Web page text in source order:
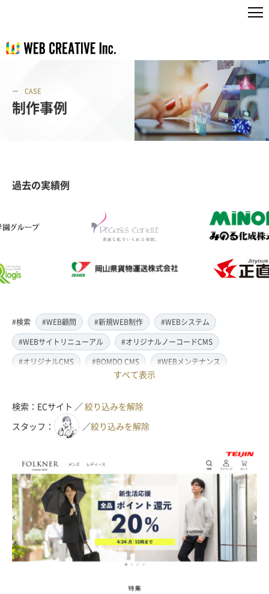
CASE
制作事例
過去の実績例
#検索 #WEB顧問 #新規WEB制作
#WEBシステム
#WEBサイトリニューアル
#オリジナルノーコードCMS
#オリジナルCMS
#BOMDO CMS
#WEBメンテナンス
#レスポンシブ対応
#翻訳・多言語対応
#情報管理システム
#ECサイト
#EC-CUBE
#ランディングページ制作
#取材・ライティング
#ドローン撮影(空撮)
#イラスト制作
#アクセス解析・SEO対策
#名刺・パンフレット制作
#販促・ノベルティーグッズ制作
#ロゴマークデザイン
#SDGsサポート
#IT導入補助金
#JavaScript
#WEBサーバ移転
#AWS構築
#IoT関連
#Androidアプリ開発
#インソーシングコンサルティング
すべて表示
検索：ECサイト ／絞り込みを解除
スタッフ：
／絞り込みを解除